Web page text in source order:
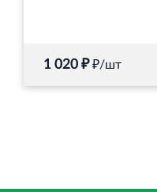
1 020 ₽₽/шт